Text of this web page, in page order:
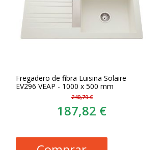
Fregadero de fibra Luisina Solaire
EV296 VEAP - 1000 x 500 mm
240,79 €
187,82 €